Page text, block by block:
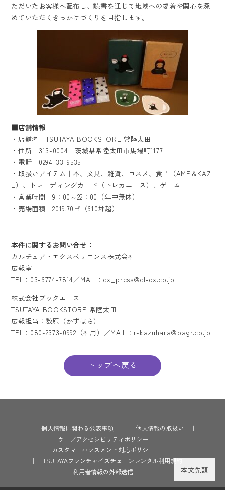
本文先頭
ただいたお客様へ配布し、読書を通じて地域への愛着や関心を深
めていただくきっかけづくりを目指します。
■店舗情報
・店舗名｜TSUTAYA BOOKSTORE 常陸太田
・住所｜313-0004 茨城県常陸太田市馬場町1177
・電話｜0294-33-9535
・取扱いアイテム｜本、文具、雑貨、コスメ、食品（AME＆KAZ
E）、トレーディングカード（トレカエース）、ゲーム
・営業時間｜9：00～22：00（年中無休）
・売場面積｜2019.70㎡（610坪超）
本件に関するお問い合せ：
カルチュア・エクスペリエンス株式会社
広報室
TEL：03-6774-7814／MAIL：cx_press@cl-ex.co.jp
株式会社ブックエース
TSUTAYA BOOKSTORE 常陸太田
広報担当：数原（かずはら）
TEL：080-2373-0992（社用）／MAIL：r-kazuhara@bagr.co.jp
トップへ戻る
｜ 個人情報に関わる公表事項 ｜ 個人情報の取扱い
｜
ウェブアクセシビリティポリシー
｜
カスタマーハラスメント対応ポリシー
｜
｜
TSUTAYAフランチャイズチェーンレンタル利用規約
｜
利用者情報の外部送信
｜